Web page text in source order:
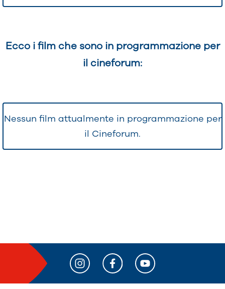
Ecco i film che sono in programmazione per
il cineforum:
Nessun film attualmente in programmazione per
il Cineforum.